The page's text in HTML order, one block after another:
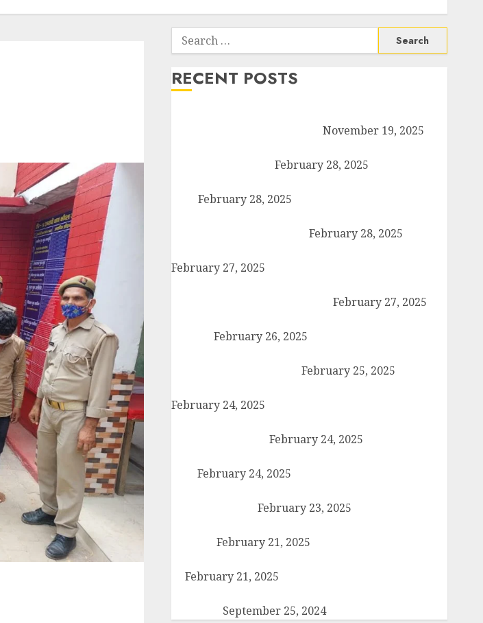
Search
for:
RECENT POSTS
November 19, 2025
February 28, 2025
February 28, 2025
February 28, 2025
February 27, 2025
February 27, 2025
February 26, 2025
February 25, 2025
February 24, 2025
February 24, 2025
February 24, 2025
February 23, 2025
February 21, 2025
February 21, 2025
September 25, 2024